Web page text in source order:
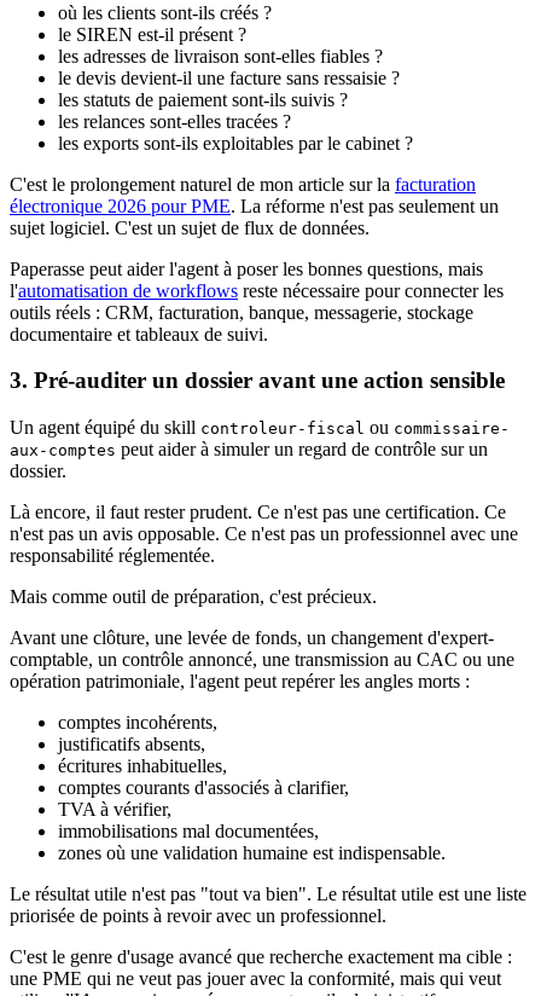
où les clients sont-ils créés ?
le SIREN est-il présent ?
les adresses de livraison sont-elles fiables ?
le devis devient-il une facture sans ressaisie ?
les statuts de paiement sont-ils suivis ?
les relances sont-elles tracées ?
les exports sont-ils exploitables par le cabinet ?
C'est le prolongement naturel de mon article sur la facturation
électronique 2026 pour PME. La réforme n'est pas seulement un
sujet logiciel. C'est un sujet de flux de données.
Paperasse peut aider l'agent à poser les bonnes questions, mais
l'automatisation de workflows reste nécessaire pour connecter les
outils réels : CRM, facturation, banque, messagerie, stockage
documentaire et tableaux de suivi.
3. Pré-auditer un dossier avant une action sensible
Un agent équipé du skill controleur-fiscal ou commissaire-
aux-comptes peut aider à simuler un regard de contrôle sur un
dossier.
Là encore, il faut rester prudent. Ce n'est pas une certification. Ce
n'est pas un avis opposable. Ce n'est pas un professionnel avec une
responsabilité réglementée.
Mais comme outil de préparation, c'est précieux.
Avant une clôture, une levée de fonds, un changement d'expert-
comptable, un contrôle annoncé, une transmission au CAC ou une
opération patrimoniale, l'agent peut repérer les angles morts :
comptes incohérents,
justificatifs absents,
écritures inhabituelles,
comptes courants d'associés à clarifier,
TVA à vérifier,
immobilisations mal documentées,
zones où une validation humaine est indispensable.
Le résultat utile n'est pas "tout va bien". Le résultat utile est une liste
priorisée de points à revoir avec un professionnel.
C'est le genre d'usage avancé que recherche exactement ma cible :
une PME qui ne veut pas jouer avec la conformité, mais qui veut